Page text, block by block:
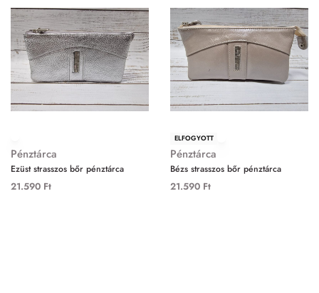
Pénztárca
Ezüst strasszos bőr pénztárca
21.590 Ft
ELFOGYOTT
Pénztárca
Bézs strasszos bőr pénztárca
21.590 Ft